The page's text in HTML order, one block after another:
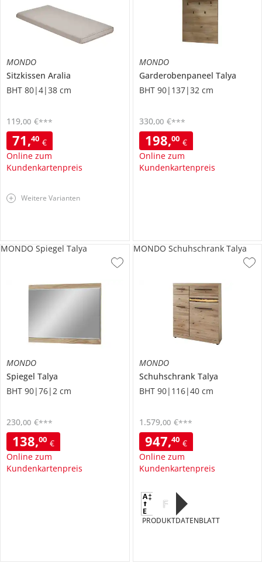
MONDO
Sitzkissen Aralia
BHT 80|4|38 cm
71,40 €
Online zum
Kundenkartenpreis
119,00 €***
Weitere Varianten
MONDO
Garderobenpaneel Talya
BHT 90|137|32 cm
198,00 €
Online zum
Kundenkartenpreis
330,00 €***
MONDO
Spiegel Talya
BHT 90|76|2 cm
138,00 €
Online zum
Kundenkartenpreis
230,00 €***
MONDO Spiegel Talya
MONDO
Schuhschrank Talya
BHT 90|116|40 cm
947,40 €
Online zum
Kundenkartenpreis
1.579,00 €***
MONDO Schuhschrank Talya
F
PRODUKTDATENBLATT